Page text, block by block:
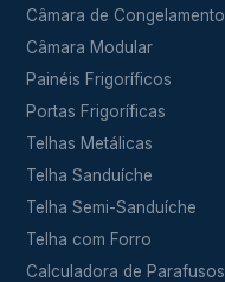
Câmara de Congelamento
Câmara Modular
Painéis Frigoríficos
Portas Frigoríficas
Telhas Metálicas
Telha Sanduíche
Telha Semi-Sanduíche
Telha com Forro
Calculadora de Parafusos